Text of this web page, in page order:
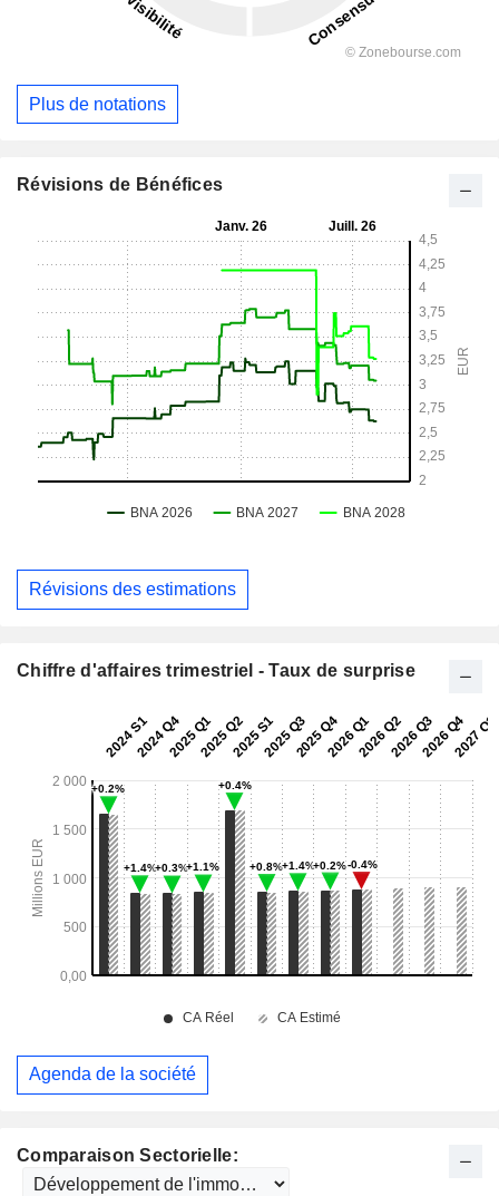
Comparaison Sectorielle:
Plus de notations
Révisions de Bénéfices
Révisions des estimations
Chiffre d'affaires trimestriel - Taux de surprise
Agenda de la société